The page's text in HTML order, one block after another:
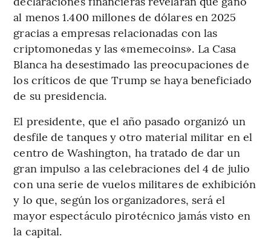
al menos 1.400 millones de dólares en 2025
gracias a empresas relacionadas con las
criptomonedas y las «memecoins». La Casa
Blanca ha desestimado las preocupaciones de
los críticos de que Trump se haya beneficiado
de su presidencia.
El presidente, que el año pasado organizó un
desfile de tanques y otro material militar en el
centro de Washington, ha tratado de dar un
gran impulso a las celebraciones del 4 de julio
con una serie de vuelos militares de exhibición
y lo que, según los organizadores, será el
mayor espectáculo pirotécnico jamás visto en
la capital.